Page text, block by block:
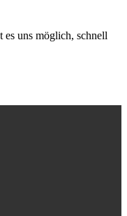
uns möglich, schnell